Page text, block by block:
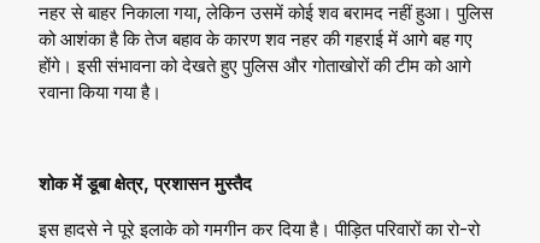
नहर से बाहर निकाला गया, लेकिन उसमें कोई शव बरामद नहीं हुआ। पुलिस
को आशंका है कि तेज बहाव के कारण शव नहर की गहराई में आगे बह गए
होंगे। इसी संभावना को देखते हुए पुलिस और गोताखोरों की टीम को आगे
रवाना किया गया है।
शोक में डूबा क्षेत्र, प्रशासन मुस्तैद
इस हादसे ने पूरे इलाके को गमगीन कर दिया है। पीड़ित परिवारों का रो-रो